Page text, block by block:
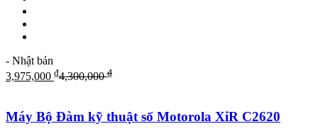
- Nhật bản
3,975,000 ₫4,300,000₫
Máy Bộ Đàm kỹ thuật số Motorola XiR C2620